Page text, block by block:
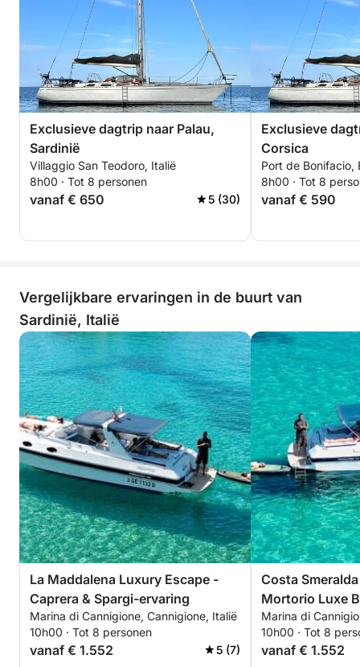
Brandstof inbegrepen
Dagtocht: 10:00 - 18:00 uur
Neem gerust contact met mij op via de
berichtenfunctie van Click&Boat, zodat we samen
uw reis kunnen plannen en de details kunnen
bespreken volgens uw wensen!
Exclusieve dagtrip naar Palau,
Sardinië
Villaggio San Teodoro, Italië
8h00 · Tot 8 personen
vanaf € 650 5 (30)
Exclusieve
Corsica
Port de Bonifacio,
8h00 · Tot 8
vanaf € 590
Vergelijkbare ervaringen in de buurt van
Sardinië, Italië
La Maddalena Luxury Escape -
Caprera & Spargi-ervaring
Marina di Cannigione, Cannigione, Italië
10h00 · Tot 8 personen
vanaf € 1.552 5 (7)
Costa
Mortorio Luxe
Marina di
10h00 · Tot 8
vanaf € 1.552